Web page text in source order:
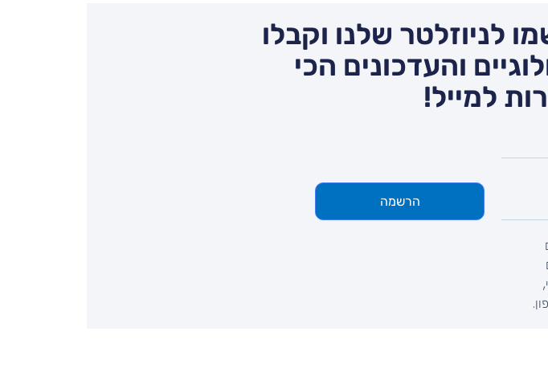
לניוזלטר שלנו וקבלו
והעדכונים הכי
למייל!
הרשמה